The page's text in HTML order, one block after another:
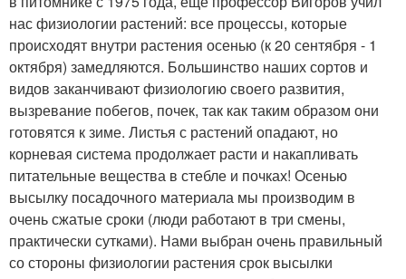
нас физиологии растений: все процессы, которые
происходят внутри растения осенью (к 20 сентября - 1
октября) замедляются. Большинство наших сортов и
видов заканчивают физиологию своего развития,
вызревание побегов, почек, так как таким образом они
готовятся к зиме. Листья с растений опадают, но
корневая система продолжает расти и накапливать
питательные вещества в стебле и почках! Осенью
высылку посадочного материала мы производим в
очень сжатые сроки (люди работают в три смены,
практически сутками). Нами выбран очень правильный
со стороны физиологии растения срок высылки